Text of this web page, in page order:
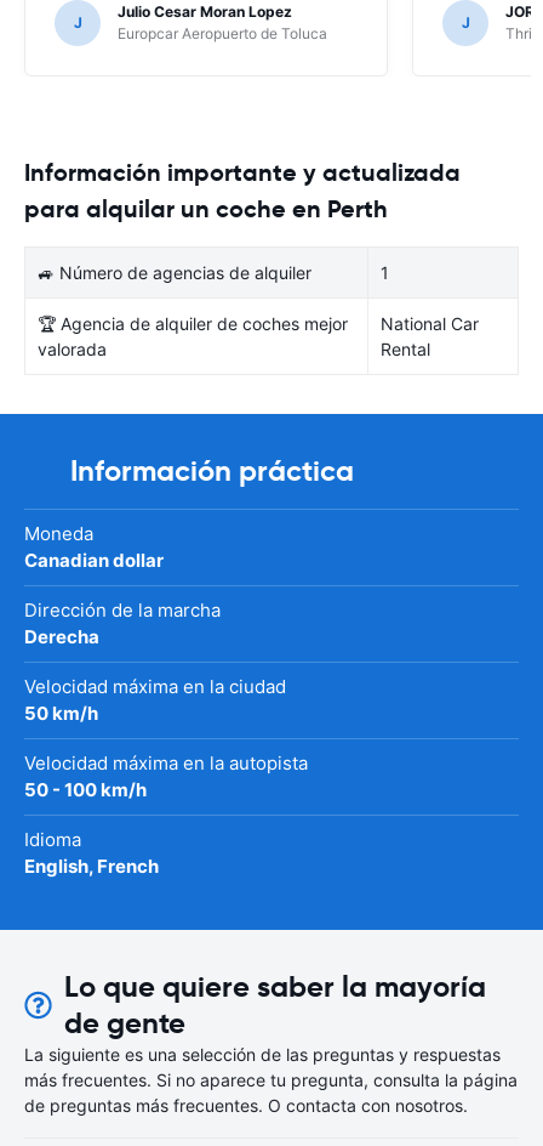
J
Julio Cesar Moran Lopez
Europcar Aeropuerto de Toluca
J
Información importante y actualizada
para alquilar un coche en Perth
🚙 Número de agencias de alquiler 1
🏆 Agencia de alquiler de coches mejor
valorada
National Car
Rental
Información práctica
Moneda
Canadian dollar
Dirección de la marcha
Derecha
Velocidad máxima en la ciudad
50 km/h
Velocidad máxima en la autopista
50 - 100 km/h
Idioma
English, French
Lo que quiere saber la mayoría
de gente
La siguiente es una selección de las preguntas y respuestas
más frecuentes. Si no aparece tu pregunta, consulta la página
de preguntas más frecuentes. O contacta con nosotros.